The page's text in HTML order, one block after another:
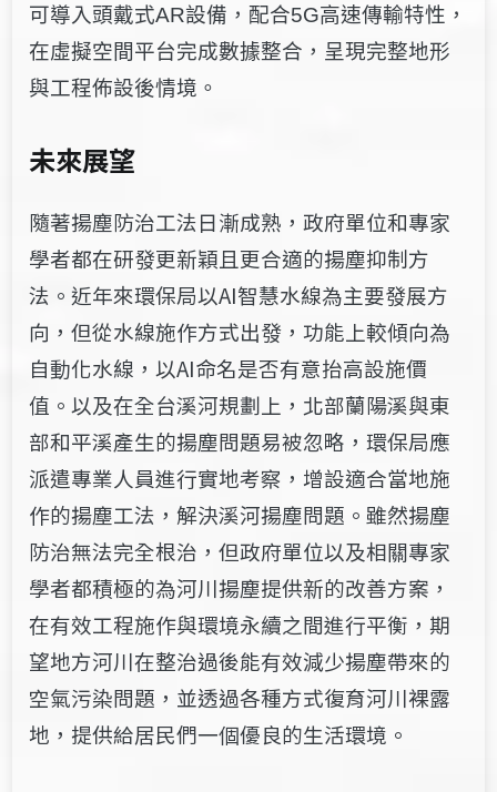
可導入頭戴式AR設備，配合5G高速傳輸特性，
在虛擬空間平台完成數據整合，呈現完整地形
與工程佈設後情境。
未來展望
隨著揚塵防治工法日漸成熟，政府單位和專家
學者都在研發更新穎且更合適的揚塵抑制方
法。近年來環保局以AI智慧水線為主要發展方
向，但從水線施作方式出發，功能上較傾向為
自動化水線，以AI命名是否有意抬高設施價
值。以及在全台溪河規劃上，北部蘭陽溪與東
部和平溪產生的揚塵問題易被忽略，環保局應
派遣專業人員進行實地考察，增設適合當地施
作的揚塵工法，解決溪河揚塵問題。雖然揚塵
防治無法完全根治，但政府單位以及相關專家
學者都積極的為河川揚塵提供新的改善方案，
在有效工程施作與環境永續之間進行平衡，期
望地方河川在整治過後能有效減少揚塵帶來的
空氣污染問題，並透過各種方式復育河川裸露
地，提供給居民們一個優良的生活環境。